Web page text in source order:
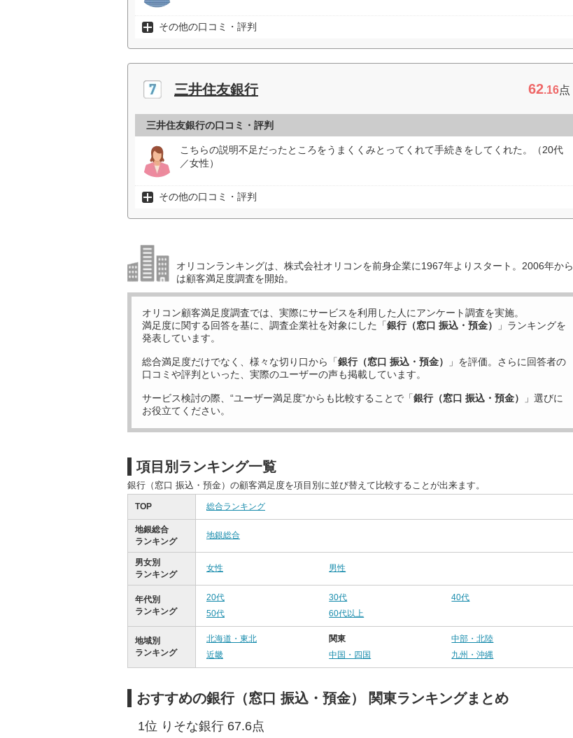
その他の口コミ・評判
三井住友銀行 62.16点
三井住友銀行の口コミ・評判
こちらの説明不足だったところをうまくくみとってくれて手続きをしてくれた。（20代
／女性）
その他の口コミ・評判
オリコンランキングは、株式会社オリコンを前身企業に1967年よりスタート。2006年から
は顧客満足度調査を開始。
オリコン顧客満足度調査では、実際にサービスを利用した 人にアンケート調査を実施。
満足度に関する回答を基に、調査企業社を対象にした「銀行（窓口 振込・預金）
」ランキングを
発表しています。
総合満足度だけでなく、様々な切り口から「銀行（窓口 振込・預金）
」を評価。さらに回答者の
口コミや評判といった、実際のユーザーの声も掲載しています。
サービス検討の際、“ユーザー満足度”からも比較することで「銀行（窓口 振込・預金）
」選びに
お役立てください。
項目別ランキング一覧
銀行（窓口 振込・預金）の顧客満足度を項目別に並び替えて比較することが出来ます。
TOP 総合ランキング
地銀総合
ランキング
地銀総合
男女別
ランキング
女性 男性
年代別
ランキング
20代 30代
40代
50代
60代以上
地域別
ランキング
北海道・東北 関東
中部・北陸
近畿
中国・四国 九州・沖縄
おすすめの銀行（窓口 振込・預金） 関東ランキングまとめ
1位 りそな銀行 67.6点